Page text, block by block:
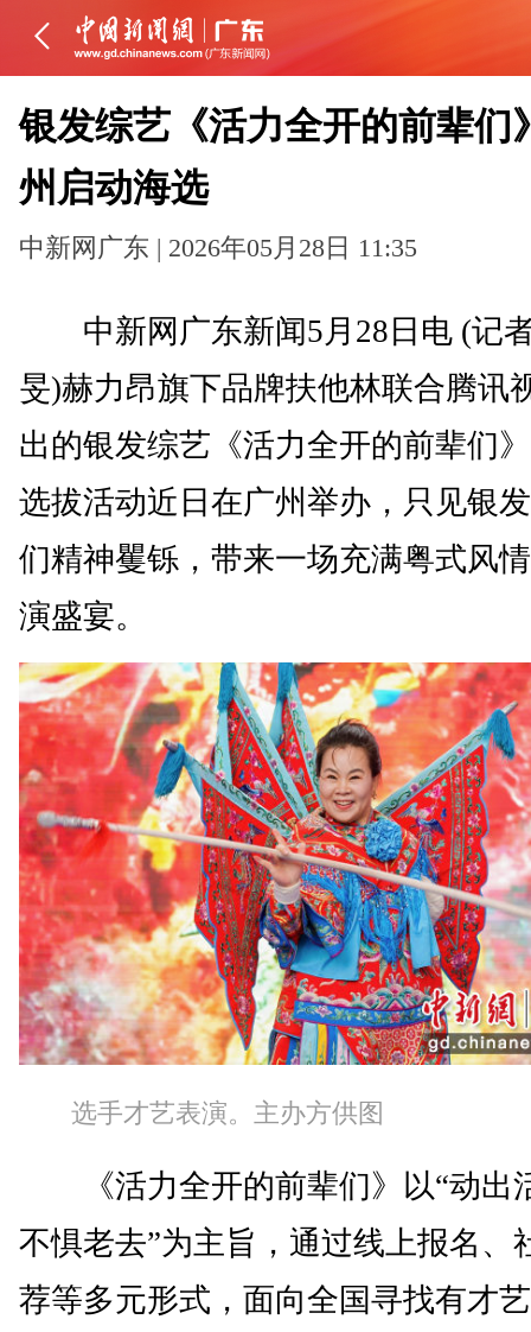
银发综艺《活力全开的前辈们
州启动海选
中新网广东 | 2026年05月28日 11:35
中新网广东新闻5月28日电 (记
旻)赫力昂旗下品牌扶他林联合腾讯
出的银发综艺《活力全开的前辈们
选拔活动近日在广州举办，只见银
们精神矍铄，带来一场充满粤式风
演盛宴。
选手才艺表演。主办方供图
《活力全开的前辈们》以“动出
不惧老去”为主旨，通过线上报名、
荐等多元形式，面向全国寻找有才